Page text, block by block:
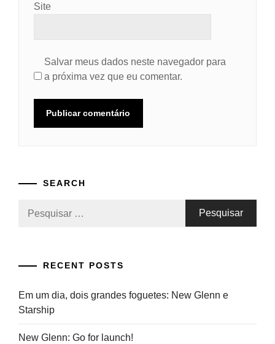
Site
Salvar meus dados neste navegador para
a próxima vez que eu comentar.
SEARCH
RECENT POSTS
Em um dia, dois grandes foguetes: New Glenn e
Starship
New Glenn: Go for launch!